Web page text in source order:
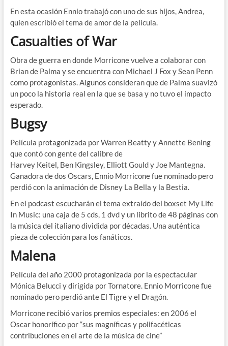
En esta ocasión Ennio trabajó con uno de sus hijos, Andrea,
quien escribió el tema de amor de la película.
Casualties of War
Obra de guerra en donde Morricone vuelve a colaborar con
Brian de Palma y se encuentra con Michael J Fox y Sean Penn
como protagonistas. Algunos consideran que de Palma suavizó
un poco la historia real en la que se basa y no tuvo el impacto
esperado.
Bugsy
Película protagonizada por Warren Beatty y Annette Bening
que contó con gente del calibre de
Harvey Keitel, Ben Kingsley, Elliott Gould y Joe Mantegna.
Ganadora de dos Oscars, Ennio Morricone fue nominado pero
perdió con la animación de Disney La Bella y la Bestia.
En el podcast escucharán el tema extraído del boxset My Life
In Music: una caja de 5 cds, 1 dvd y un librito de 48 páginas con
la música del italiano dividida por décadas. Una auténtica
pieza de colección para los fanáticos.
Malena
Película del año 2000 protagonizada por la espectacular
Mónica Belucci y dirigida por Tornatore. Ennio Morricone fue
nominado pero perdió ante El Tigre y el Dragón.
Morricone recibió varios premios especiales: en 2006 el
Oscar honorífico por “sus magníficas y polifacéticas
contribuciones en el arte de la música de cine”